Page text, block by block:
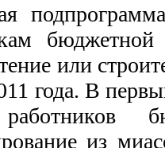
или
года. В
из